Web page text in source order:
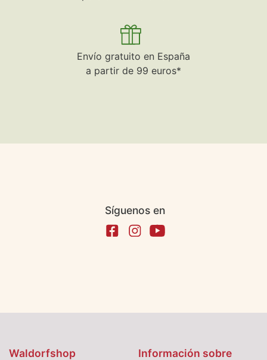
Envío gratuito en España
a partir de 99 euros*
Síguenos en
Waldorfshop Información sobre